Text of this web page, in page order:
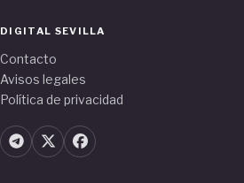
DIGITAL SEVILLA
Contacto
Avisos legales
Política de privacidad